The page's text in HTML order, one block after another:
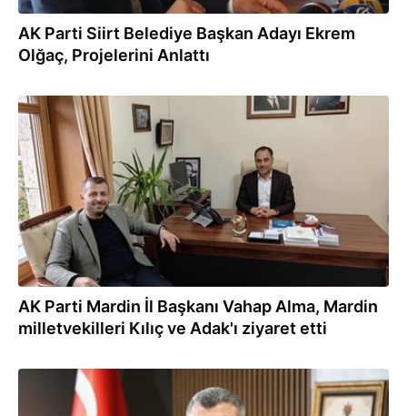
AK Parti Siirt Belediye Başkan Adayı Ekrem
Olğaç, Projelerini Anlattı
13.01.2024
AK Parti Mardin İl Başkanı Vahap Alma, Mardin
milletvekilleri Kılıç ve Adak'ı ziyaret etti
10.01.2024